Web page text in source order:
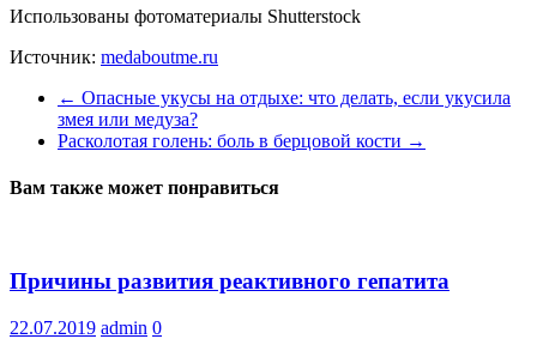
Использованы фотоматериалы Shutterstock
Источник: medaboutme.ru
← Опасные укусы на отдыхе: что делать, если укусила
змея или медуза?
Расколотая голень: боль в берцовой кости →
Вам также может понравиться
Причины развития реактивного гепатита
22.07.2019 admin 0